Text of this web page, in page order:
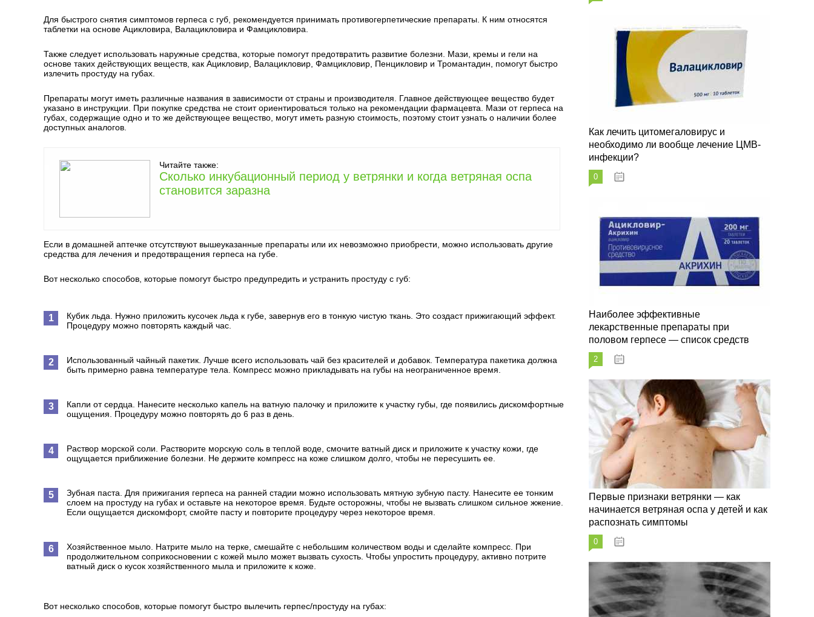
Для быстрого снятия симптомов герпеса с губ, рекомендуется принимать противогерпетические препараты. К ним относятся
таблетки на основе Ацикловира, Валацикловира и Фамцикловира.
Также следует использовать наружные средства, которые помогут предотвратить развитие болезни. Мази, кремы и гели на
основе таких действующих веществ, как Ацикловир, Валацикловир, Фамцикловир, Пенцикловир и Тромантадин, помогут быстро
излечить простуду на губах.
Препараты могут иметь различные названия в зависимости от страны и производителя. Главное действующее вещество будет
указано в инструкции. При покупке средства не стоит ориентироваться только на рекомендации фармацевта. Мази от герпеса на
губах, содержащие одно и то же действующее вещество, могут иметь разную стоимость, поэтому стоит узнать о наличии более
доступных аналогов.
Читайте также:
Сколько инкубационный период у ветрянки и когда ветряная оспа
становится заразна
Если в домашней аптечке отсутствуют вышеуказанные препараты или их невозможно приобрести, можно использовать другие
средства для лечения и предотвращения герпеса на губе.
Вот несколько способов, которые помогут быстро предупредить и устранить простуду с губ:
Кубик льда. Нужно приложить кусочек льда к губе, завернув его в тонкую чистую ткань. Это создаст прижигающий эффект.
Процедуру можно повторять каждый час.
Использованный чайный пакетик. Лучше всего использовать чай без красителей и добавок. Температура пакетика должна
быть примерно равна температуре тела. Компресс можно прикладывать на губы на неограниченное время.
Капли от сердца. Нанесите несколько капель на ватную палочку и приложите к участку губы, где появились дискомфортные
ощущения. Процедуру можно повторять до 6 раз в день.
Раствор морской соли. Растворите морскую соль в теплой воде, смочите ватный диск и приложите к участку кожи, где
ощущается приближение болезни. Не держите компресс на коже слишком долго, чтобы не пересушить ее.
Зубная паста. Для прижигания герпеса на ранней стадии можно использовать мятную зубную пасту. Нанесите ее тонким
слоем на простуду на губах и оставьте на некоторое время. Будьте осторожны, чтобы не вызвать слишком сильное жжение.
Если ощущается дискомфорт, смойте пасту и повторите процедуру через некоторое время.
Хозяйственное мыло. Натрите мыло на терке, смешайте с небольшим количеством воды и сделайте компресс. При
продолжительном соприкосновении с кожей мыло может вызвать сухость. Чтобы упростить процедуру, активно потрите
ватный диск о кусок хозяйственного мыла и приложите к коже.
Вот несколько способов, которые помогут быстро вылечить герпес/простуду на губах:
Как лечить цитомегаловирус и
необходимо ли вообще лечение ЦМВ-
инфекции?
0
Наиболее эффективные
лекарственные препараты при
половом герпесе — список средств
2
Первые признаки ветрянки — как
начинается ветряная оспа у детей и как
распознать симптомы
0